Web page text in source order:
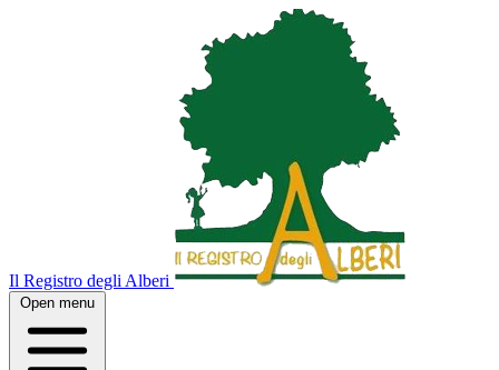
Il Registro degli Alberi
Open menu